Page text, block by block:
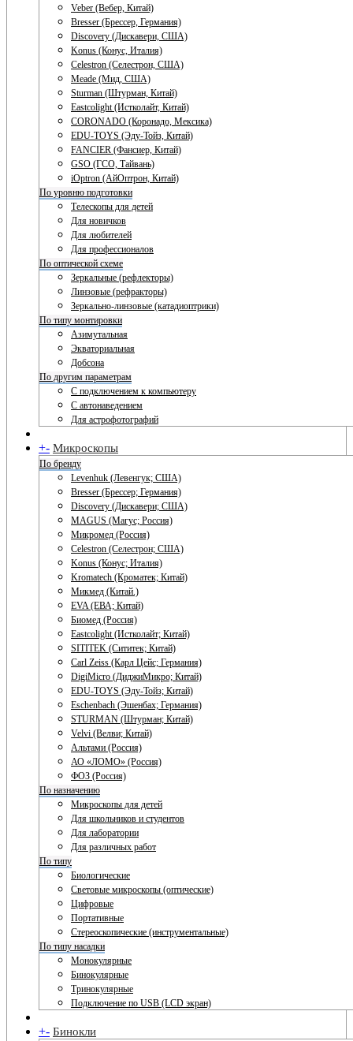
Veber (Вебер, Китай)
Bresser (Брессер, Германия)
Discovery (Дискавери, США)
Konus (Конус, Италия)
Celestron (Селестрон, США)
Meade (Мид, США)
Sturman (Штурман, Китай)
Eastcolight (Истколайт, Китай)
CORONADO (Коронадо, Мексика)
EDU-TOYS (Эду-Тойз, Китай)
FANCIER (Фансиер, Китай)
GSO (ГСО, Тайвань)
iOptron (АйОптрон, Китай)
По уровню подготовки
Телескопы для детей
Для новичков
Для любителей
Для профессионалов
По оптической схеме
Зеркальные (рефлекторы)
Линзовые (рефракторы)
Зеркально-линзовые (катадиоптрики)
По типу монтировки
Азимутальная
Экваториальная
Добсона
По другим параметрам
С подключением к компьютеру
С автонаведением
Для астрофотографий
+- Микроскопы
По бренду
Levenhuk (Левенгук; США)
Bresser (Брессер; Германия)
Discovery (Дискавери; США)
MAGUS (Магус; Россия)
Микромед (Россия)
Celestron (Селестрон; США)
Konus (Конус; Италия)
Kromatech (Кроматек; Китай)
Микмед (Китай.)
EVA (ЕВА; Китай)
Биомед (Россия)
Eastcolight (Истколайт; Китай)
SITITEK (Сититек; Китай)
Carl Zeiss (Карл Цейс; Германия)
DigiMicro (ДиджиМикро; Китай)
EDU-TOYS (Эду-Тойз; Китай)
Eschenbach (Эшенбах; Германия)
STURMAN (Штурман; Китай)
Velvi (Велви; Китай)
Альтами (Россия)
АО «ЛОМО» (Россия)
ФОЗ (Россия)
По назначению
Микроскопы для детей
Для школьников и студентов
Для лаборатории
Для различных работ
По типу
Биологические
Световые микроскопы (оптические)
Цифровые
Портативные
Стереоскопические (инструментальные)
По типу насадки
Монокулярные
Бинокулярные
Тринокулярные
Подключение по USB (LCD экран)
+- Бинокли